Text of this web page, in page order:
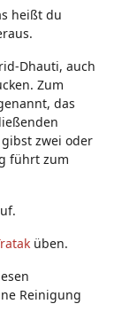
heißt du
Dhauti, auch
Zum
das
zwei oder
führt zum
üben.
Reinigung